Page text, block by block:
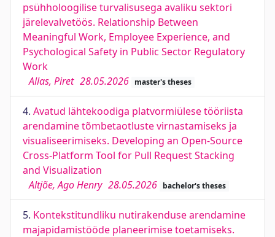
psühholoogilise turvalisusega avaliku sektori
järelevalvetöös. Relationship Between
Meaningful Work, Employee Experience, and
Psychological Safety in Public Sector Regulatory
Work
Allas, Piret 28.05.2026 master's theses
4. Avatud lähtekoodiga platvormiülese tööriista
arendamine tõmbetaotluste virnastamiseks ja
visualiseerimiseks. Developing an Open-Source
Cross-Platform Tool for Pull Request Stacking
and Visualization
Altjõe, Ago Henry 28.05.2026 bachelor's theses
5. Kontekstitundliku nutirakenduse arendamine
majapidamistööde planeerimise toetamiseks.